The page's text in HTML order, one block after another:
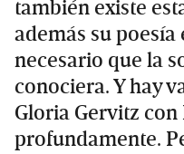
también existe
además su
necesario que la
conociera. Y hay
Gloria Gervitz
profundamente.